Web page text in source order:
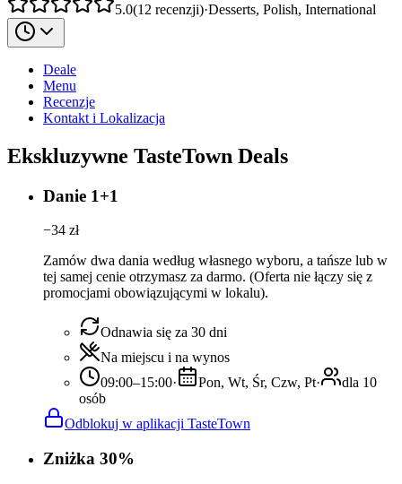
5.0(12 recenzji)·Desserts, Polish, International
Deale
Menu
Recenzje
Kontakt i Lokalizacja
Ekskluzywne TasteTown Deals
Danie 1+1
−34 zł
Zamów dwa dania według własnego wyboru, a tańsze lub w
tej samej cenie otrzymasz za darmo. (Oferta nie łączy się z
promocjami obowiązującymi w lokalu).
Odnawia się za 30 dni
Na miejscu i na wynos
09:00–15:00· Pon, Wt, Śr, Czw, Pt·
dla 10
osób
Odblokuj w aplikacji TasteTown
Zniżka 30%